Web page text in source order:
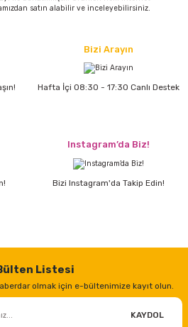
satın alabilir ve inceleyebilirsiniz.
Bizi Arayın
Hafta İçi 08:30 - 17:30 Canlı Destek
Instagram’da Biz!
Bizi Instagram'da Takip Edin!
Listesi
olmak için e-bültenimize kayıt olun.
KAYDOL